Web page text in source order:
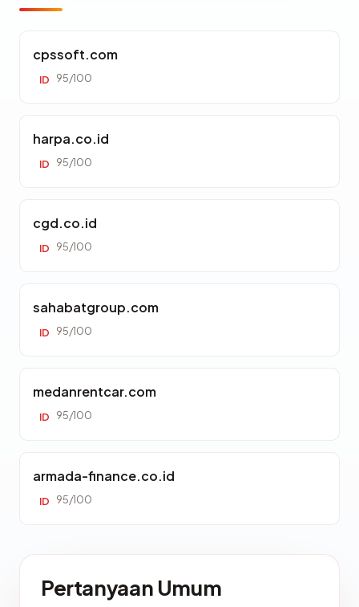
cpssoft.com
ID 95/100
harpa.co.id
ID 95/100
cgd.co.id
ID 95/100
sahabatgroup.com
ID 95/100
medanrentcar.com
ID 95/100
armada-finance.co.id
ID 95/100
Pertanyaan Umum